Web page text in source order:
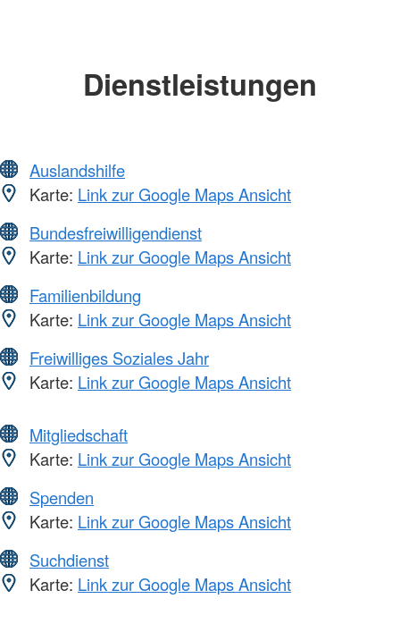
Dienstleistungen
Auslandshilfe
Karte: Link zur Google Maps Ansicht
Bundesfreiwilligendienst
Karte: Link zur Google Maps Ansicht
Familienbildung
Karte: Link zur Google Maps Ansicht
Freiwilliges Soziales Jahr
Karte: Link zur Google Maps Ansicht
Mitgliedschaft
Karte: Link zur Google Maps Ansicht
Spenden
Karte: Link zur Google Maps Ansicht
Suchdienst
Karte: Link zur Google Maps Ansicht